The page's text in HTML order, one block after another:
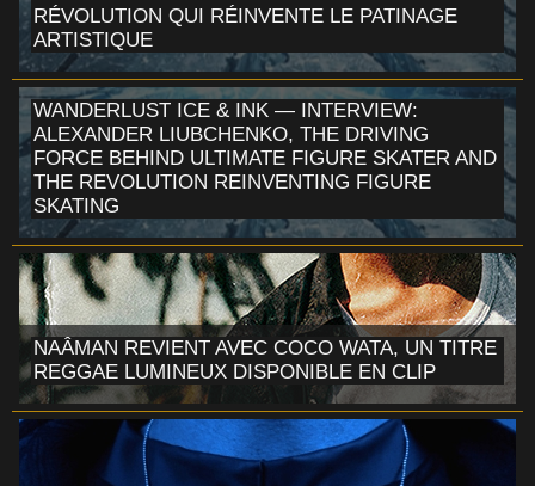
RÉVOLUTION QUI RÉINVENTE LE PATINAGE
ARTISTIQUE
WANDERLUST ICE & INK — INTERVIEW:
ALEXANDER LIUBCHENKO, THE DRIVING
FORCE BEHIND ULTIMATE FIGURE SKATER AND
THE REVOLUTION REINVENTING FIGURE
SKATING
NAÂMAN REVIENT AVEC COCO WATA, UN TITRE
REGGAE LUMINEUX DISPONIBLE EN CLIP